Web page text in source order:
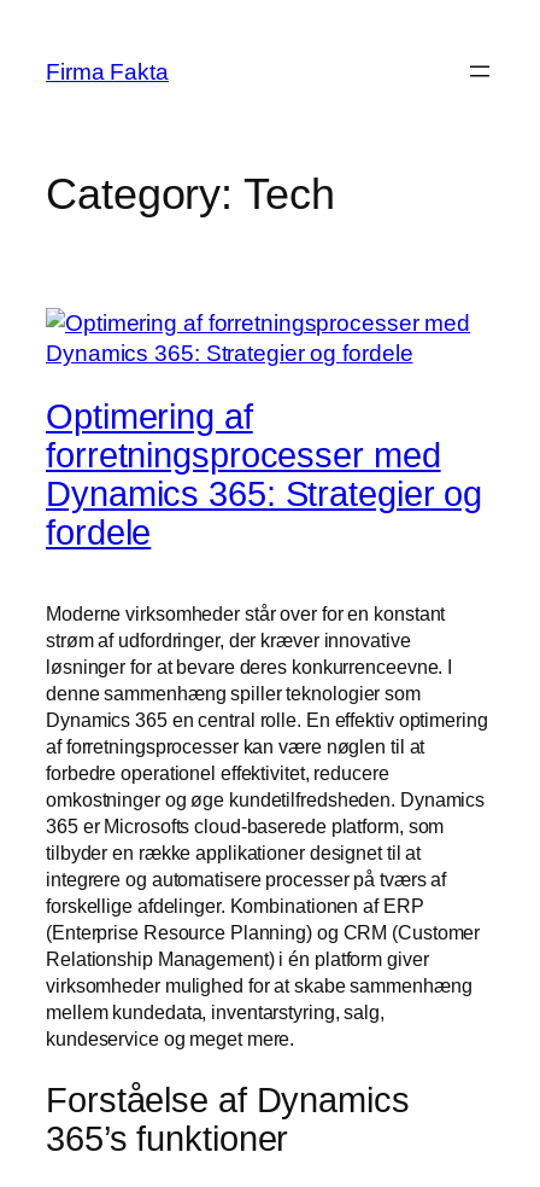
content
Firma Fakta
Category: Tech
Optimering af
forretningsprocesser med
Dynamics 365: Strategier og
fordele
Moderne virksomheder står over for en konstant
strøm af udfordringer, der kræver innovative
løsninger for at bevare deres konkurrenceevne. I
denne sammenhæng spiller teknologier som
Dynamics 365 en central rolle. En effektiv optimering
af forretningsprocesser kan være nøglen til at
forbedre operationel effektivitet, reducere
omkostninger og øge kundetilfredsheden. Dynamics
365 er Microsofts cloud-baserede platform, som
tilbyder en række applikationer designet til at
integrere og automatisere processer på tværs af
forskellige afdelinger. Kombinationen af ERP
(Enterprise Resource Planning) og CRM (Customer
Relationship Management) i én platform giver
virksomheder mulighed for at skabe sammenhæng
mellem kundedata, inventarstyring, salg,
kundeservice og meget mere.
Forståelse af Dynamics
365’s funktioner